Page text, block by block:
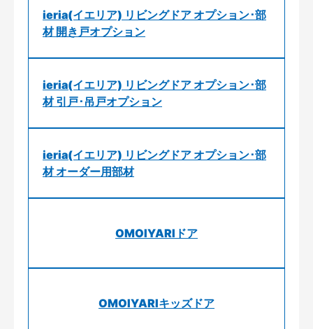
ieria(イエリア) リビングドア オプション･部
材 開き戸オプション
ieria(イエリア) リビングドア オプション･部
材 引戸･吊戸オプション
ieria(イエリア) リビングドア オプション･部
材 オーダー用部材
OMOIYARIドア
OMOIYARIキッズドア